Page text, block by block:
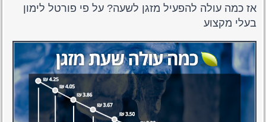
אז כמה עולה להפעיל מזגן לשעה? על פי פורטל לימון
בעלי מקצוע